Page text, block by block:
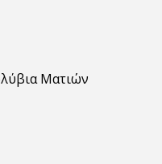
Ματιών